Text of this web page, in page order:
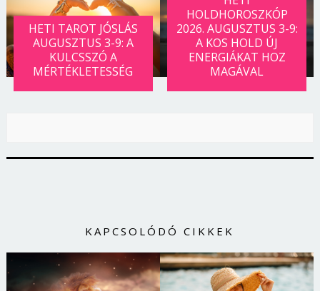
HETI TAROT JÓSLÁS
AUGUSZTUS 3-9: A
KULCSSZÓ A
MÉRTÉKLETESSÉG
HOLDHOROSZKÓP
2026. AUGUSZTUS 3-9:
A KOS HOLD ÚJ
ENERGIÁKAT HOZ
MAGÁVAL
KAPCSOLÓDÓ CIKKEK